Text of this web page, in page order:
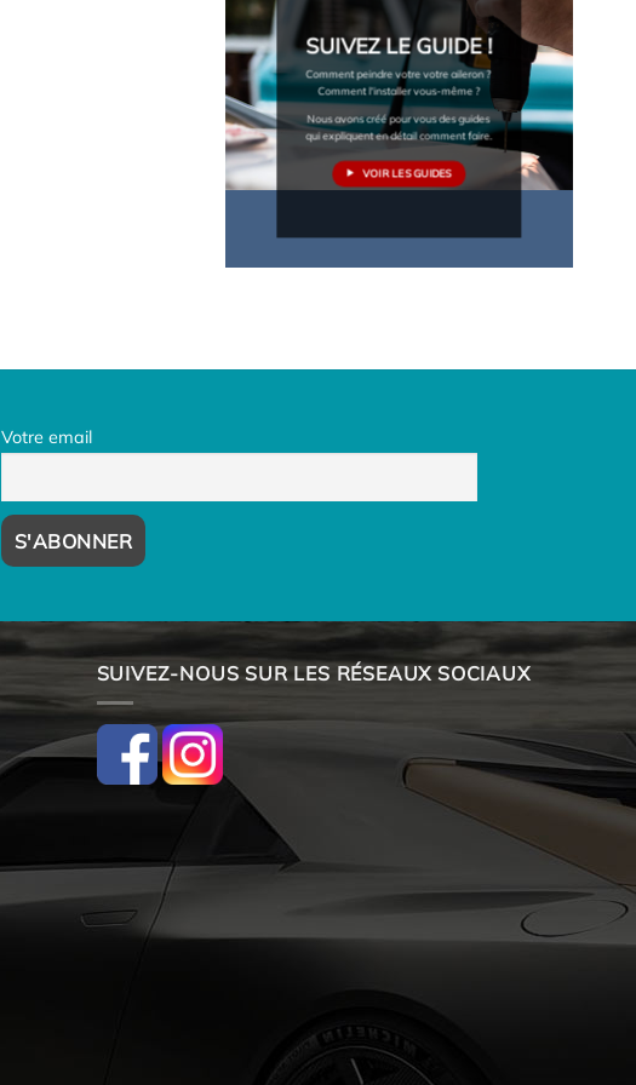
SUIVEZ LE GUIDE !
Comment peindre votre votre aileron ?
Comment l'installer vous-même ?
Nous avons créé pour vous des guides
qui expliquent en détail comment faire.
VOIR LES GUIDES
Votre email
SUIVEZ-NOUS SUR LES RÉSEAUX SOCIAUX